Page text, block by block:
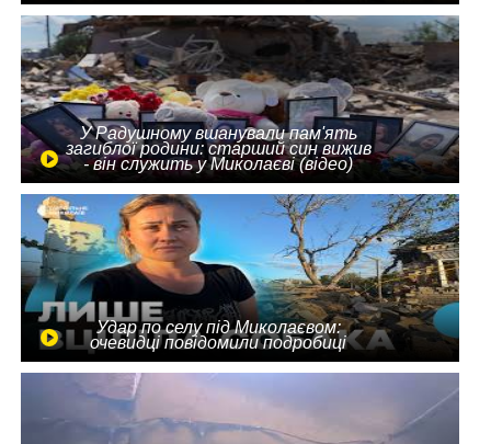
У Радушному вшанували пам'ять
загиблої родини: старший син вижив
- він служить у Миколаєві (відео)
Удар по селу під Миколаєвом:
очевидці повідомили подробиці